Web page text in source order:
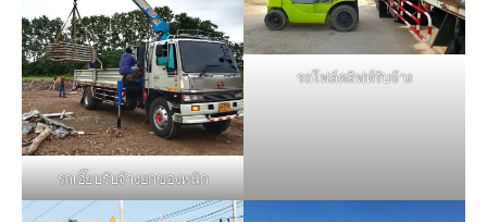
รถเฮี๊ยบรับจ้างยกของหนัก
รถโฟล์คลิฟท์รับจ้าง